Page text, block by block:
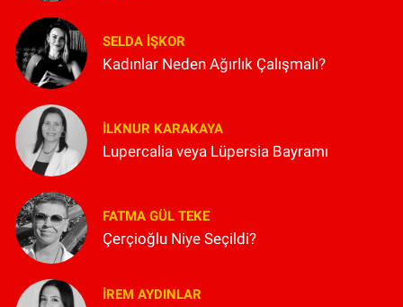
SELDA İŞKOR
Kadınlar Neden Ağırlık Çalışmalı?
İLKNUR KARAKAYA
Lupercalia veya Lüpersia Bayramı
FATMA GÜL TEKE
Çerçioğlu Niye Seçildi?
İREM AYDINLAR